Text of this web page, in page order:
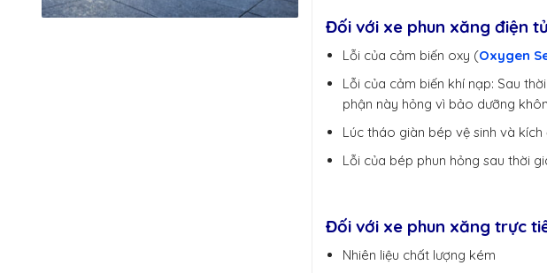
Đối với xe phun xăng điện tử
Lỗi của cảm biến oxy (Oxygen
Lỗi của cảm biến khí nạp: Sau
phận này hỏng vì bảo dưỡng
Lúc tháo giàn bép vệ sinh và
Lỗi của bép phun hỏng sau thời
Đối với xe phun xăng trực
Nhiên liệu chất lượng kém